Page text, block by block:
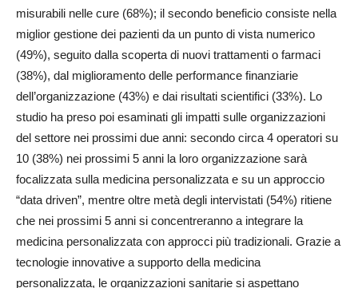
misurabili nelle cure (68%); il secondo beneficio consiste nella
miglior gestione dei pazienti da un punto di vista numerico
(49%), seguito dalla scoperta di nuovi trattamenti o farmaci
(38%), dal miglioramento delle performance finanziarie
dell’organizzazione (43%) e dai risultati scientifici (33%). Lo
studio ha preso poi esaminati gli impatti sulle organizzazioni
del settore nei prossimi due anni: secondo circa 4 operatori su
10 (38%) nei prossimi 5 anni la loro organizzazione sarà
focalizzata sulla medicina personalizzata e su un approccio
“data driven”, mentre oltre metà degli intervistati (54%) ritiene
che nei prossimi 5 anni si concentreranno a integrare la
medicina personalizzata con approcci più tradizionali. Grazie a
tecnologie innovative a supporto della medicina
personalizzata, le organizzazioni sanitarie si aspettano